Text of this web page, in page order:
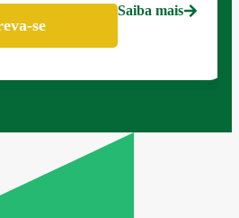
se
Saiba mais